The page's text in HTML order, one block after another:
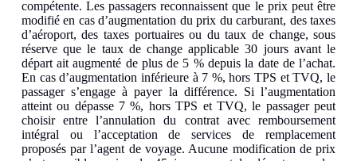
compétente. Les passagers reconnaissent que le prix peut être
modifié en cas d’augmentation du prix du carburant, des taxes
d’aéroport, des taxes portuaires ou du taux de change, sous
réserve que le taux de change applicable 30 jours avant le
départ ait augmenté de plus de 5 % depuis la date de l’achat.
En cas d’augmentation inférieure à 7 %, hors TPS et TVQ, le
passager s’engage à payer la différence. Si l’augmentation
atteint ou dépasse 7 %, hors TPS et TVQ, le passager peut
choisir entre l’annulation du contrat avec remboursement
intégral ou l’acceptation de services de remplacement
proposés par l’agent de voyage. Aucune modification de prix